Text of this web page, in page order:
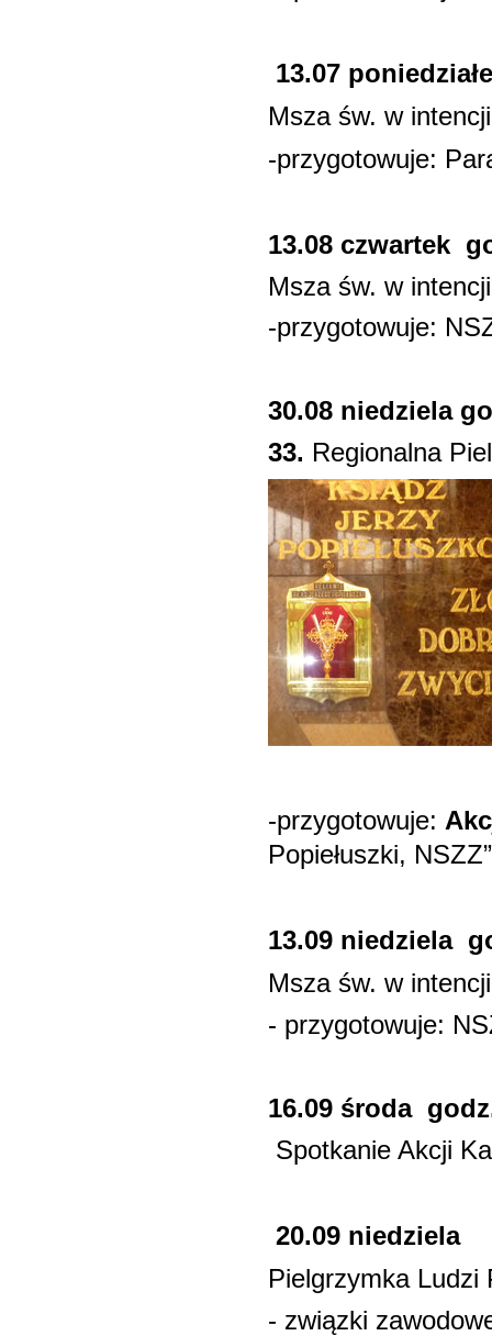
13.07
Msza św. w
-przygotowuje:
13.08 czwartek
Msza św. w
-przygotowuje:
30.08 niedziela
33. Regionalna
-przygotowuje:
Popiełuszki,
13.09 niedziela
Msza św. w
- przygotowuje:
16.09 środa
Spotkanie Akcji
20.09 niedziela
Pielgrzymka Ludzi
- związki